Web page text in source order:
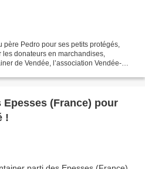
père Pedro pour ses petits protégés,
donateurs en marchandises,
de Vendée, l’association Vendée-
(France) pour
!